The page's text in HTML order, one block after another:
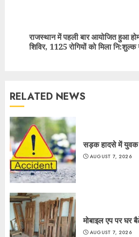
Next
post:
राजस्थान में पहली बार आयोजित हुआ
शिविर, 1125 रोगियों को मिला नि:शुल्क
RELATED NEWS
सड़क हादसे में युवक
AUGUST 7, 2026
मोबाइल एप पर घर
AUGUST 7, 2026